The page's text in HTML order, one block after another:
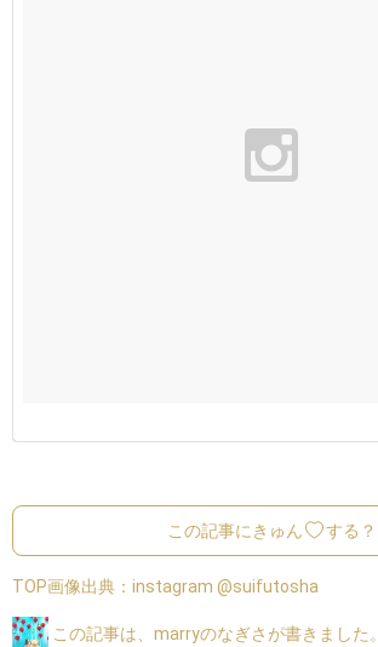
この記事にきゅん する？
TOP画像出典： instagram @suifutosha
この記事は、marryのなぎさが書きました。